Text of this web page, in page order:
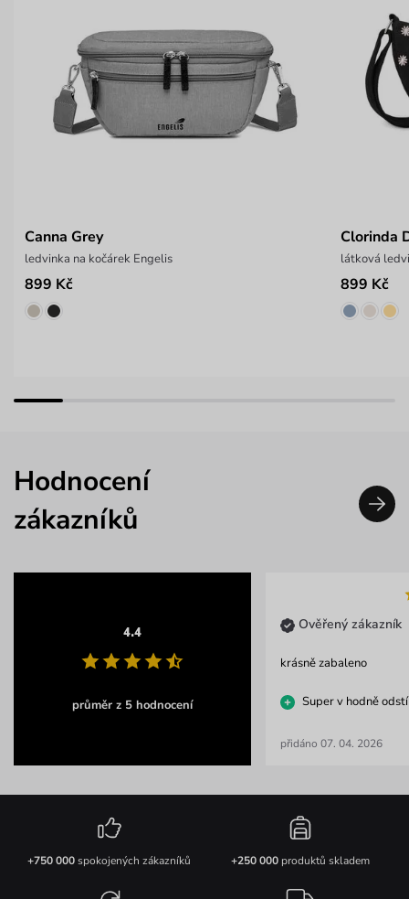
Canna Grey
ledvinka na kočárek Engelis
899 Kč
Clorinda
látková
899 Kč
Hodnocení
zákazníků
4.4
průměr z 5 hodnocení
Ověřený zákazník
krásně zabaleno
Super v hodně
přidáno 07. 04. 2026
+750 000spokojených zákazníků +250 000produktů skladem